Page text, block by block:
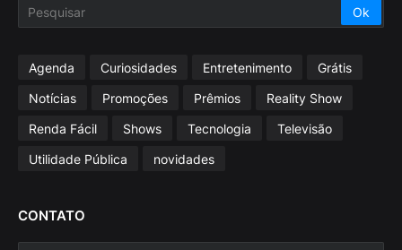
Agenda Curiosidades Entretenimento
Grátis
Notícias
Promoções Prêmios
Reality Show
Renda Fácil
Shows Tecnologia
Televisão
Utilidade Pública
novidades
CONTATO